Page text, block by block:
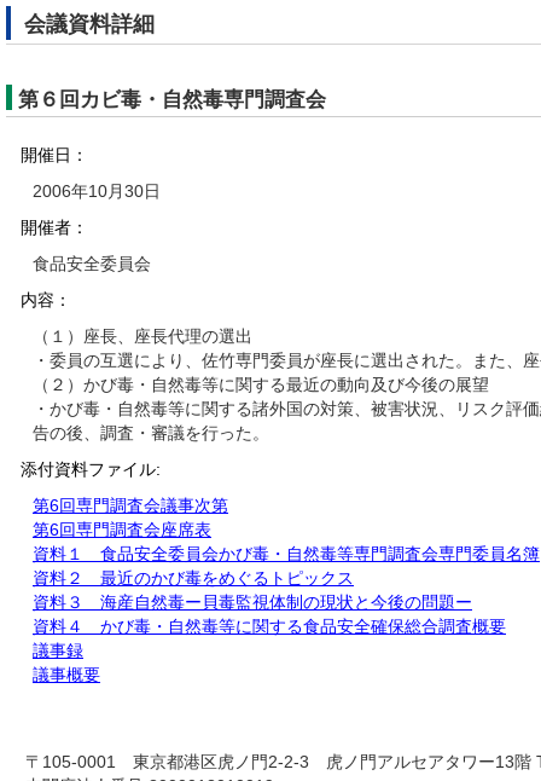
会議資料詳細
第６回カビ毒・自然毒専門調査会
開催日：
2006年10月30日
開催者：
食品安全委員会
内容：
（１）座長、座長代理の選出
・委員の互選により、佐竹専門委員が座長に選出された。また、
（２）かび毒・自然毒等に関する最近の動向及び今後の展望
・かび毒・自然毒等に関する諸外国の対策、被害状況、リスク
告の後、調査・審議を行った。
添付資料ファイル:
第6回専門調査会議事次第
第6回専門調査会座席表
資料１ 食品安全委員会かび毒・自然毒等専門調査会専門委員名簿
資料２ 最近のかび毒をめぐるトピックス
資料３ 海産自然毒ー貝毒監視体制の現状と今後の問題ー
資料４ かび毒・自然毒等に関する食品安全確保総合調査概要
議事録
議事概要
〒105-0001 東京都港区虎ノ門2-2-3 虎ノ門アルセアタワー13階